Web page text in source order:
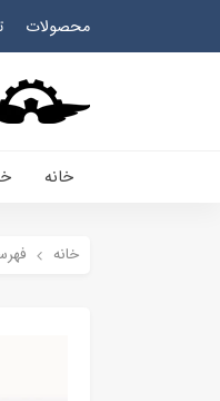
محصولات
خانه
خانه